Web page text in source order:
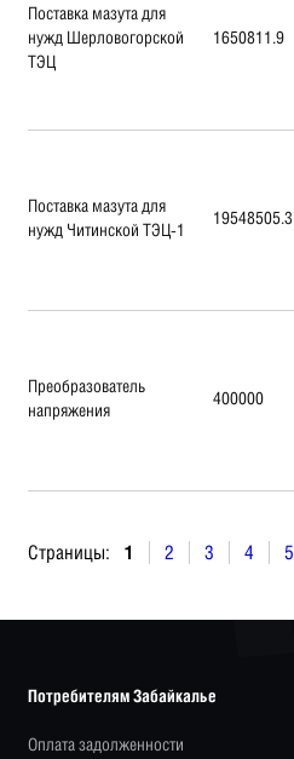
Поставка мазута для
нужд Шерловогорской
ТЭЦ
1650811.9
Поставка мазута для
нужд Читинской ТЭЦ-1
19548505.3
Преобразователь
напряжения
400000
Страницы: 1 2 3 4 5
Потребителям Забайкалье
Оплата задолженности